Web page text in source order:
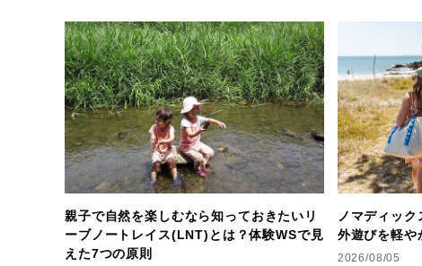
親子で自然を楽しむなら知っておきたいリ
ーブノートレイス(LNT)とは？体験WSで見
えた7つの原則
ノマディッ
外遊びを軽や
2026/08/05